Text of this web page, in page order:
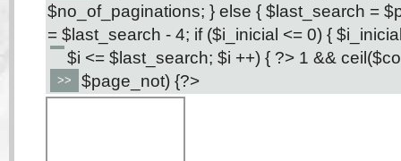
$no_of_paginations; } else { $last_search =
= $last_search - 4; if ($i_inicial <= 0) {
$i <= $last_search; $i ++) { ?> 1 &&
$page_not) {?>
>>